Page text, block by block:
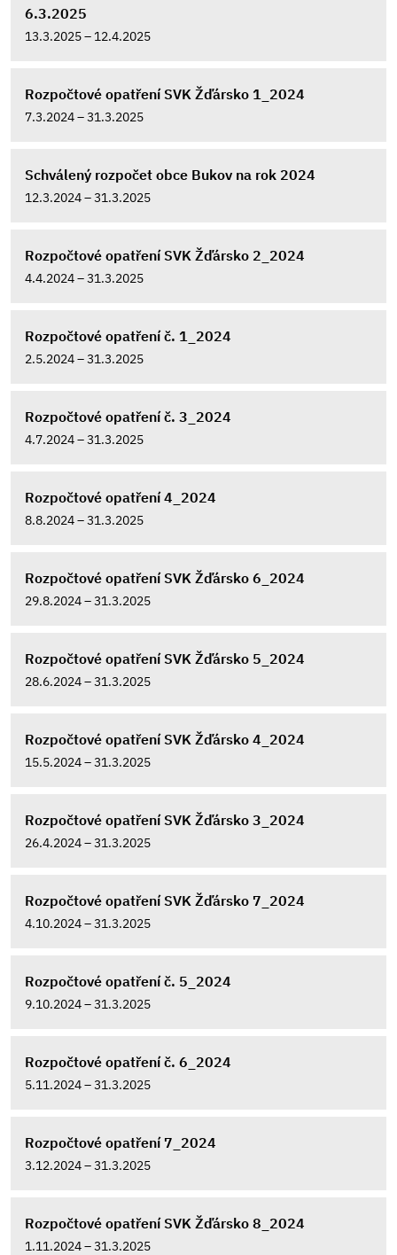
6.3.2025
13.3.2025 – 12.4.2025
Rozpočtové opatření SVK Žďársko 1_2024
7.3.2024 – 31.3.2025
Schválený rozpočet obce Bukov na rok 2024
12.3.2024 – 31.3.2025
Rozpočtové opatření SVK Žďársko 2_2024
4.4.2024 – 31.3.2025
Rozpočtové opatření č. 1_2024
2.5.2024 – 31.3.2025
Rozpočtové opatření č. 3_2024
4.7.2024 – 31.3.2025
Rozpočtové opatření 4_2024
8.8.2024 – 31.3.2025
Rozpočtové opatření SVK Žďársko 6_2024
29.8.2024 – 31.3.2025
Rozpočtové opatření SVK Žďársko 5_2024
28.6.2024 – 31.3.2025
Rozpočtové opatření SVK Žďársko 4_2024
15.5.2024 – 31.3.2025
Rozpočtové opatření SVK Žďársko 3_2024
26.4.2024 – 31.3.2025
Rozpočtové opatření SVK Žďársko 7_2024
4.10.2024 – 31.3.2025
Rozpočtové opatření č. 5_2024
9.10.2024 – 31.3.2025
Rozpočtové opatření č. 6_2024
5.11.2024 – 31.3.2025
Rozpočtové opatření 7_2024
3.12.2024 – 31.3.2025
Rozpočtové opatření SVK Žďársko 8_2024
1.11.2024 – 31.3.2025